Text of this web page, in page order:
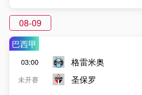
08-09
巴西甲
03:00
未开赛
格雷米奥
圣保罗